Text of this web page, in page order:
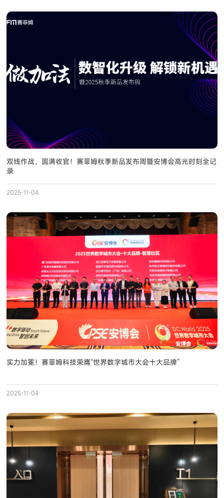
双线作战，圆满收官！赛菲姆秋季新品发布周暨安博会高光时刻全记
录
2025-11-04
实力加冕！赛菲姆科技荣膺“世界数字城市大会十大品牌”
2025-11-04